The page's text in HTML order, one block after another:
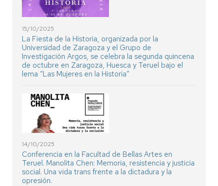
15/10/2025
La Fiesta de la Historia, organizada por la
Universidad de Zaragoza y el Grupo de
Investigación Argos, se celebra la segunda quincena
de octubre en Zaragoza, Huesca y Teruel bajo el
lema “Las Mujeres en la Historia”
14/10/2025
Conferencia en la Facultad de Bellas Artes en
Teruel. Manolita Chen: Memoria, resistencia y justicia
social. Una vida trans frente a la dictadura y la
opresión.